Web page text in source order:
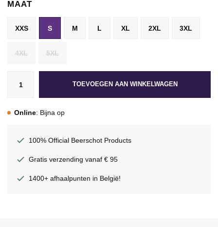
MAAT
S M L XL 2XL 3XL
4XL 5XL
XXS
TOEVOEGEN AAN WINKELWAGEN
Online: Bijna op
100% Official Beerschot Products
Gratis verzending vanaf € 95
1400+ afhaalpunten in België!